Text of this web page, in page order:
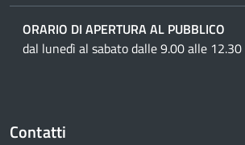
ORARIO DI APERTURA AL PUBBLICO
dal lunedì al sabato dalle 9.00 alle 12.30
Contatti